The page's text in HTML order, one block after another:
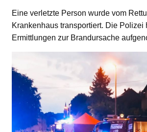
Eine verletzte Person wurde vom
Krankenhaus transportiert. Die Polizei
Ermittlungen zur Brandursache